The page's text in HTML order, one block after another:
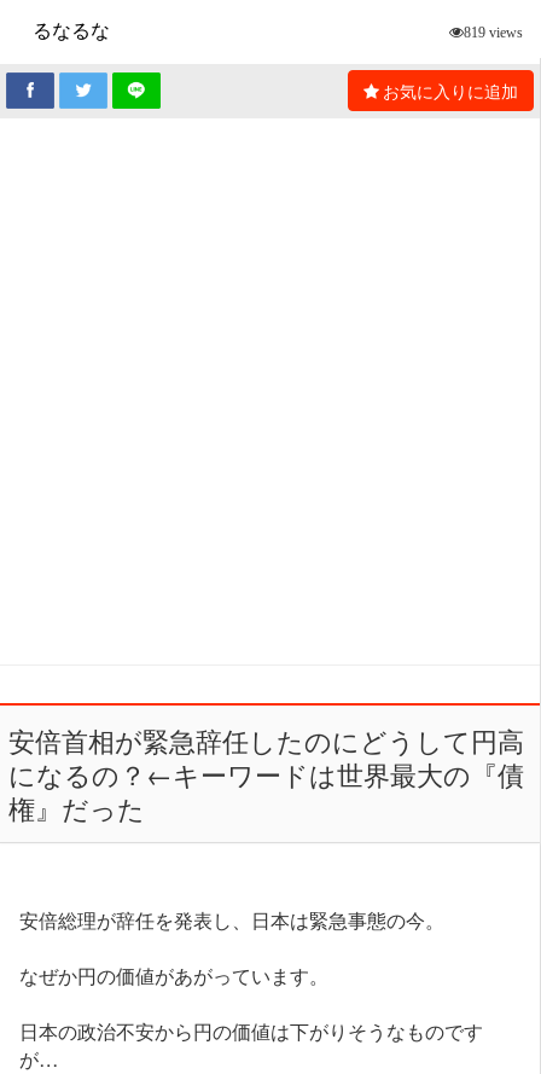
るなるな
819 views
お気に入りに追加
安倍首相が緊急辞任したのにどうして円高
になるの？←キーワードは世界最大の『債
権』だった
安倍総理が辞任を発表し、日本は緊急事態の今。
なぜか円の価値があがっています。
日本の政治不安から円の価値は下がりそうなものです
が…